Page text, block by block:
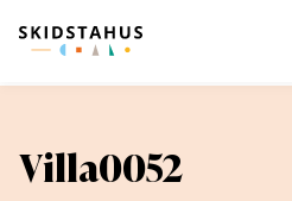
Villa0052